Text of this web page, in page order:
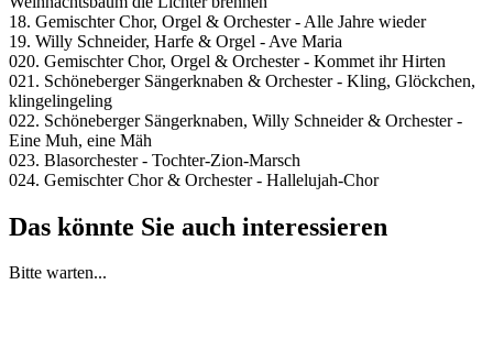
18. Gemischter Chor, Orgel & Orchester - Alle Jahre wieder
19. Willy Schneider, Harfe & Orgel - Ave Maria
020. Gemischter Chor, Orgel & Orchester - Kommet ihr Hirten
021. Schöneberger Sängerknaben & Orchester - Kling, Glöckchen,
klingelingeling
022. Schöneberger Sängerknaben, Willy Schneider & Orchester -
Eine Muh, eine Mäh
023. Blasorchester - Tochter-Zion-Marsch
024. Gemischter Chor & Orchester - Hallelujah-Chor
Das könnte Sie auch interessieren
Bitte warten...